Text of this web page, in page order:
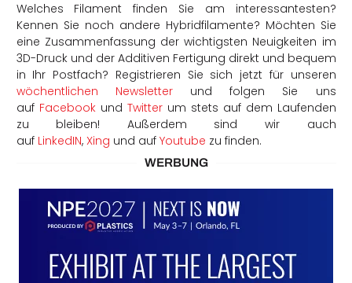
Welches Filament finden Sie am interessantesten?
Kennen Sie noch andere Hybridfilamente? Möchten Sie
eine Zusammenfassung der wichtigsten Neuigkeiten im
3D-Druck und der Additiven Fertigung direkt und bequem
in Ihr Postfach? Registrieren Sie sich jetzt für unseren
wöchentlichen Newsletterund folgen Sie uns
auf Facebookund Twitterum stets auf dem Laufenden
zu bleiben! Außerdem sind wir auch
auf LinkedIN, Xing und auf Youtube zu finden.
WERBUNG